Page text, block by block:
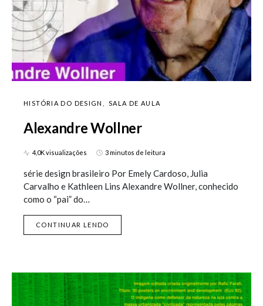
HISTÓRIA DO DESIGN SALA DE AULA
Alexandre Wollner
4,0K visualizações 3 minutos de leitura
série design brasileiro Por Emely Cardoso, Julia
Carvalho e Kathleen Lins Alexandre Wollner, conhecido
como o “pai” do…
CONTINUAR LENDO